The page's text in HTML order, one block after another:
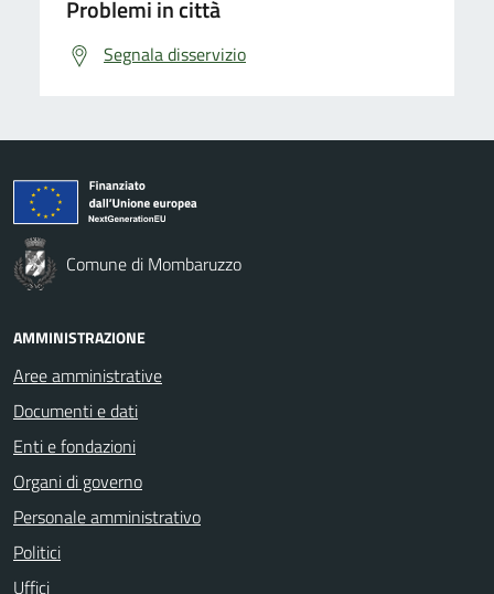
Problemi in città
Segnala disservizio
Comune di Mombaruzzo
AMMINISTRAZIONE
Aree amministrative
Documenti e dati
Enti e fondazioni
Organi di governo
Personale amministrativo
Politici
Uffici